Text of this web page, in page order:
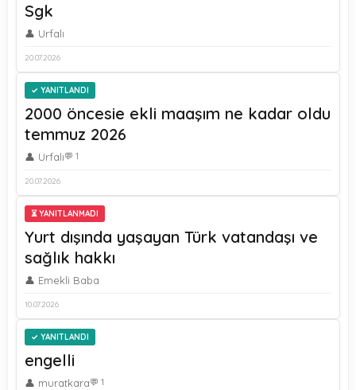
Sgk
👤 Urfalı
20.07.2026
YANITLANDI
2000 öncesie ekli maaşım ne kadar oldu
temmuz 2026
👤 Urfalı💬 1
20.07.2026
⏳ YANITLANMADI
Yurt dışında yaşayan Türk vatandaşı ve
sağlık hakkı
👤 Emekli Baba
10.07.2026
YANITLANDI
engelli
👤 muratkara💬 1